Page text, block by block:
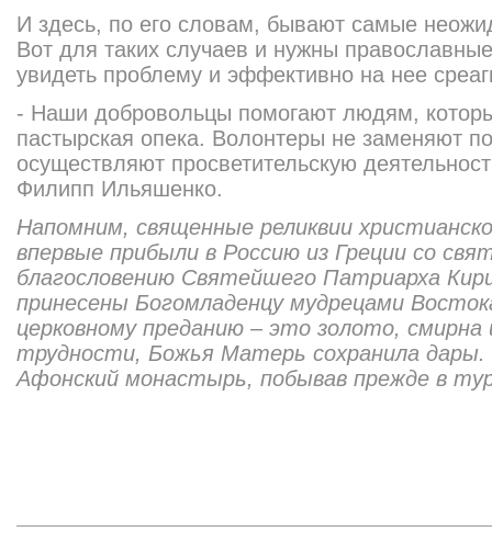
И здесь, по его словам, бывают самые
Вот для таких случаев и нужны
увидеть проблему и эффективно на нее
- Наши добровольцы помогают людям,
пастырская опека. Волонтеры не заменяют
осуществляют просветительскую
Филипп Ильяшенко.
Напомним, священные реликвии
впервые прибыли в Россию из Греции со
благословению Святейшего Патриарха
принесены Богомладенцу мудрецами
церковному преданию – это золото,
трудности, Божья Матерь сохранила дары.
Афонский монастырь, побывав прежде в